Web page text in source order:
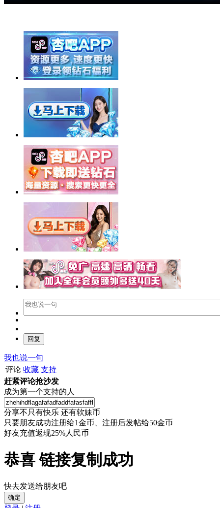
我也说一句
评论 收藏 支持
赶紧评论抢沙发
成为第一个支持的人
分享不只有快乐 还有软妹币
只要朋友成功注册给1金币、注册后发帖给50金币
好友充值返现25%人民币
恭喜 链接复制成功
快去发送给朋友吧
确定